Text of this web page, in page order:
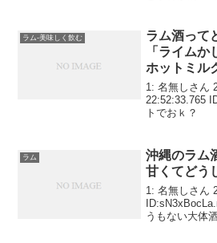
ラム-美味しく飲む
ラム酒って
「ライムか
ホットミル
1: 名無しさん
22:52:33.765
トでおｋ？
ラム
沖縄のラム
甘くてどう
1: 名無しさん
うもない大体